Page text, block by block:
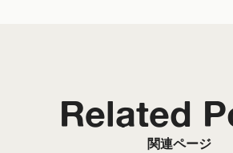
関連ページ
Related